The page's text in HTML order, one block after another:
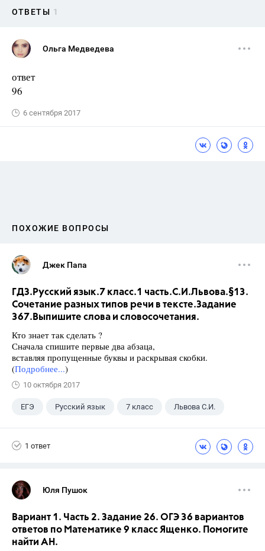
ОТВЕТЫ 1
Ольга Медведева
ответ
96
6 сентября 2017
ПОХОЖИЕ ВОПРОСЫ
Джек Папа
ГДЗ.Русский язык.7 класс.1 часть.С.И.Львова.§13.
Сочетание разных типов речи в тексте.Задание
367.Выпишите слова и словосочетания.
Кто знает так сделать ?
Сначала спишите первые два абзаца,
вставляя пропущенные буквы и раскрывая скобки.
(Подробнее...)
10 октября 2017
ЕГЭ Русский язык 7 класс Львова С.И.
1 ответ
Юля Пушок
Вариант 1. Часть 2. Задание 26. ОГЭ 36 вариантов
ответов по Математике 9 класс Ященко. Помогите
найти АН.